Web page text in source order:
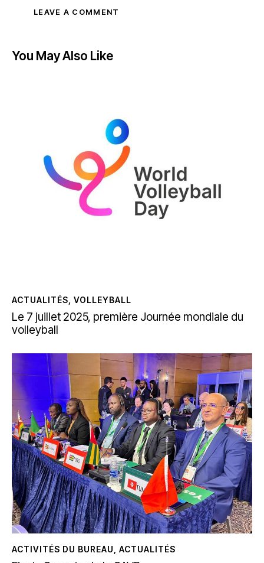
You May Also Like
ACTUALITÉS VOLLEYBALL
Le 7 juillet 2025, première Journée mondiale du
volleyball
ACTIVITÉS DU BUREAU ACTUALITÉS